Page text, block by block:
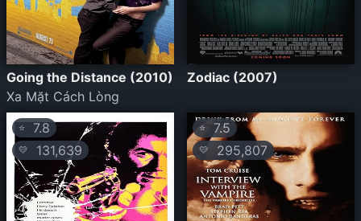
Going the Distance (2010)
Xa Mặt Cách Lòng
Zodiac (2007)
⭐ 7.8
💛 131,639
⭐ 7.5
💛 295,807